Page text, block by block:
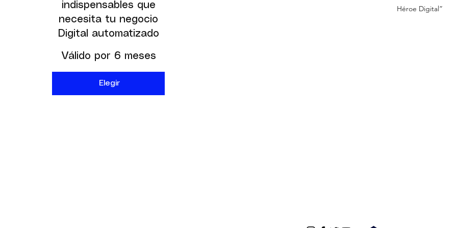
indispensables que
necesita tu negocio
Digital automatizado
Válido por 6 meses
Elegir
Héroe Digital”